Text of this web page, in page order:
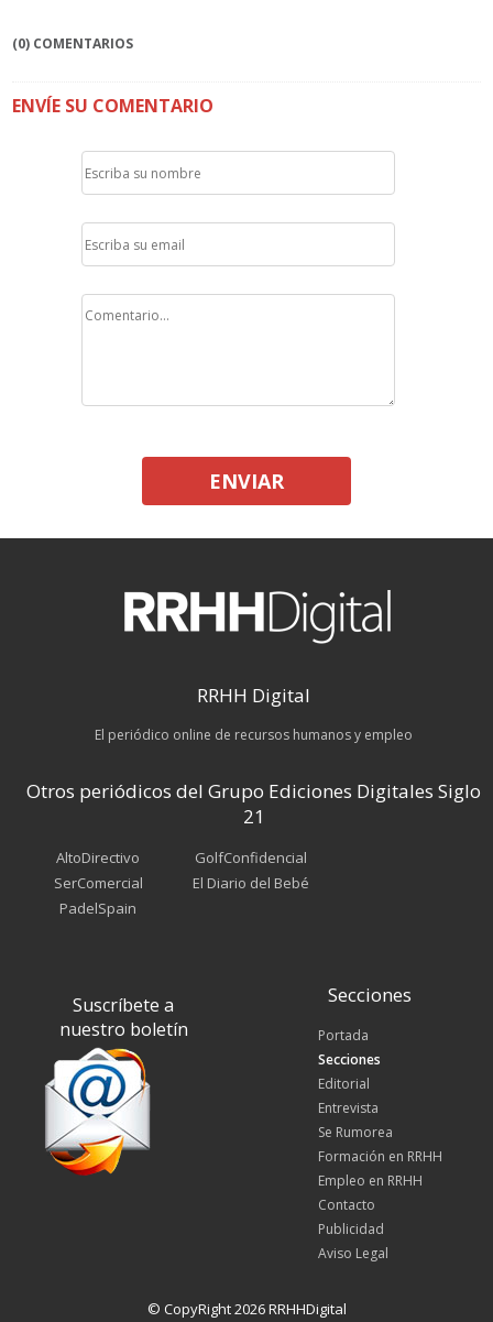
(0) COMENTARIOS
ENVÍE SU COMENTARIO
ENVIAR
RRHH Digital
El periódico online de recursos humanos y empleo
Otros periódicos del Grupo Ediciones Digitales Siglo
21
AltoDirectivo
SerComercial
PadelSpain
GolfConfidencial
El Diario del Bebé
Suscríbete a
nuestro boletín
Secciones
Portada
Secciones
Editorial
Entrevista
Se Rumorea
Formación en RRHH
Empleo en RRHH
Contacto
Publicidad
Aviso Legal
© CopyRight 2026 RRHHDigital